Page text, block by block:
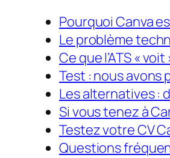
Pourquoi Canva
Le problème
Ce que l’ATS «
Test : nous avons
Les alternatives :
Si vous tenez à
Testez votre CV
Questions